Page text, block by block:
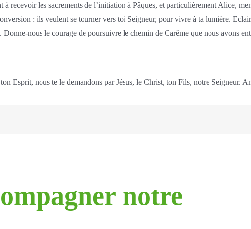
à recevoir les sacrements de l’initiation à Pâques, et particulièrement Alice,
: ils veulent se tourner vers toi Seigneur, pour vivre à ta lumière.
nous le courage de poursuivre le chemin de Carême que nous avons
Esprit, nous te le demandons par Jésus, le Christ, ton Fils, notre Seigneur.
notre